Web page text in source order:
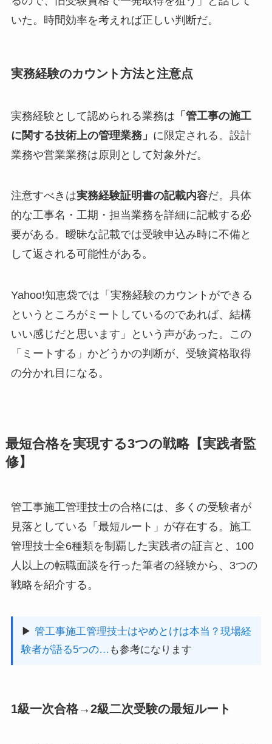
いた。時間効率を考えれば正しい判断だ。
実務経験のカウント方法と注意点
実務経験として認められる業務は 「管工事の施工
に関する技術上の管理業務」 に限定される。設計
業務や営業業務は原則として対象外だ。
注意すべきは実務経験証明書の記載内容だ。具体
的な工事名・工期・担当業務を詳細に記載する必
要がある。曖昧な記載では受験申込み時に不備と
して返される可能性がある。
Yahoo!知恵袋では「実務経験のカウントができる
というところがミートしているのであれば、結構
いい感じだと思います」という声があった。この
「ミートする」かどうかの判断が、受験資格取得
の分かれ目になる。
最短合格を実現する3つの戦略【実践者監
修】
管工事施工管理技士の合格には、多くの受験者が
見落としている「最短ルート」が存在する。施工
管理技士全6種類を制覇した実践者の証言と、100
人以上の転職面談を行った筆者の経験から、3つの
戦略を紹介する。
▶ 管工事施工管理技士はやめとけは本当？現場経
験者が語る5つの… も参考になります
1級一次合格→2級二次受験の最短ルート